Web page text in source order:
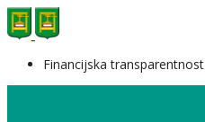
Financijska transparentnost